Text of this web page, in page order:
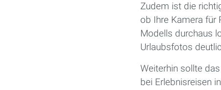
Zudem ist die
ob Ihre Kamera für
Modells durchaus
Urlaubsfotos
Weiterhin sollte
bei Erlebnisreisen